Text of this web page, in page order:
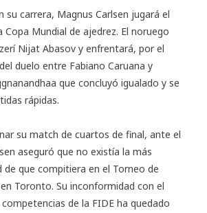
su carrera, Magnus Carlsen jugará el
Mundial de ajedrez. El noruego
Nijat Abasov y enfrentará, por el
duelo entre Fabiano Caruana y
que concluyó igualado y se
rápidas.
su match de cuartos de final, ante el
aseguró que no existía la más
de que compitiera en el Torneo de
Toronto. Su inconformidad con el
de la FIDE ha quedado